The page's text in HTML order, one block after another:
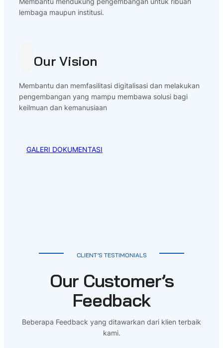
lembaga maupun institusi.
Our Vision
Membantu dan memfasilitasi digitalisasi dan melakukan
pengembangan yang mampu membawa solusi bagi
keilmuan dan kemanusiaan
GALERI DOKUMENTASI
CLIENT’S TESTIMONIALS
Our Customer’s
Feedback
Beberapa Feedback yang ditawarkan dari klien terbaik
kami.